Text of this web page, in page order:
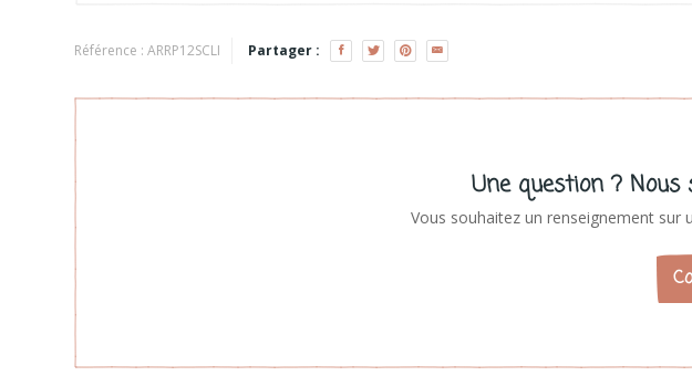
Référence : ARRP12SCLI Partager :
Une question ?
Vous souhaitez un renseignement